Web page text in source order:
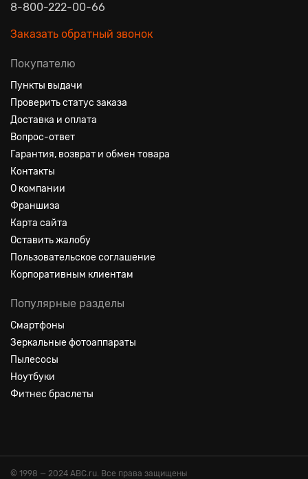
8-800-222-00-66
Заказать обратный звонок
Покупателю
Пункты выдачи
Проверить статус заказа
Доставка и оплата
Вопрос-ответ
Гарантия, возврат и обмен товара
Контакты
О компании
Франшиза
Карта сайта
Оставить жалобу
Пользовательское соглашение
Корпоративным клиентам
Популярные разделы
Смартфоны
Зеркальные фотоаппараты
Пылесосы
Ноутбуки
Фитнес браслеты
© 1998 — 2024 ABC.ru. Все права защищены